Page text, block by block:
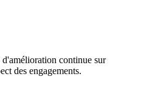
continue sur
des engagements.